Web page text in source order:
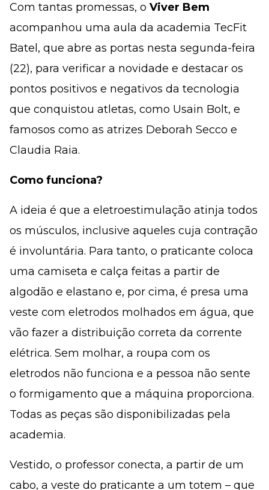
Com tantas promessas, o Viver Bem
acompanhou uma aula da academia TecFit
Batel, que abre as portas nesta segunda-feira
(22), para verificar a novidade e destacar os
pontos positivos e negativos da tecnologia
que conquistou atletas, como Usain Bolt, e
famosos como as atrizes Deborah Secco e
Claudia Raia.
Como funciona?
A ideia é que a eletroestimulação atinja todos
os músculos, inclusive aqueles cuja contração
é involuntária. Para tanto, o praticante coloca
uma camiseta e calça feitas a partir de
algodão e elastano e, por cima, é presa uma
veste com eletrodos molhados em água, que
vão fazer a distribuição correta da corrente
elétrica. Sem molhar, a roupa com os
eletrodos não funciona e a pessoa não sente
o formigamento que a máquina proporciona.
Todas as peças são disponibilizadas pela
academia.
Vestido, o professor conecta, a partir de um
cabo, a veste do praticante a um totem – que